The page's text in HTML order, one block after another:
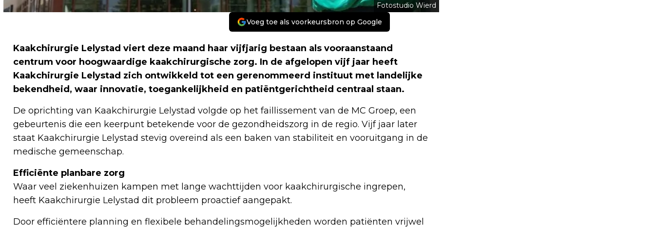
Fotostudio Wierd
Voeg toe als voorkeursbron op Google
Kaakchirurgie Lelystad viert deze maand haar vijfjarig bestaan als vooraanstaand
centrum voor hoogwaardige kaakchirurgische zorg. In de afgelopen vijf jaar heeft
Kaakchirurgie Lelystad zich ontwikkeld tot een gerenommeerd instituut met landelijke
bekendheid, waar innovatie, toegankelijkheid en patiëntgerichtheid centraal staan.
De oprichting van Kaakchirurgie Lelystad volgde op het faillissement van de MC Groep, een
gebeurtenis die een keerpunt betekende voor de gezondheidszorg in de regio. Vijf jaar later
staat Kaakchirurgie Lelystad stevig overeind als een baken van stabiliteit en vooruitgang in de
medische gemeenschap.
Efficiënte planbare zorg
Waar veel ziekenhuizen kampen met lange wachttijden voor kaakchirurgische ingrepen,
heeft Kaakchirurgie Lelystad dit probleem proactief aangepakt.
Door efficiëntere planning en flexibele behandelingsmogelijkheden worden patiënten vrijwel